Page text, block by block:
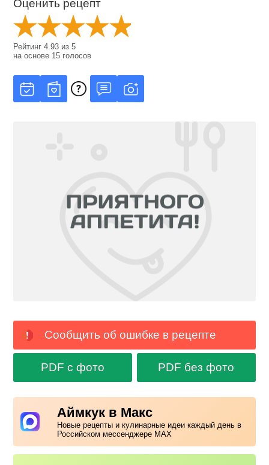
Оценить рецепт
Рейтинг4.93 из5
на основе 15 голосов
Сообщить об ошибке в рецепте
PDF с фото PDF без фото
Аймкук в Макс
Новые рецепты и кулинарные идеи каждый день в
Российском мессенджере MAX